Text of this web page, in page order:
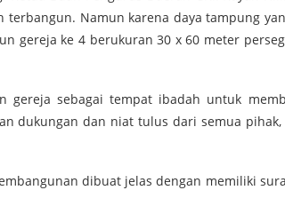
Namun karena daya tampung
gereja ke 4 berukuran 30 x 60 meter
gereja sebagai tempat ibadah untuk
dukungan dan niat tulus dari semua
dibuat jelas dengan memiliki